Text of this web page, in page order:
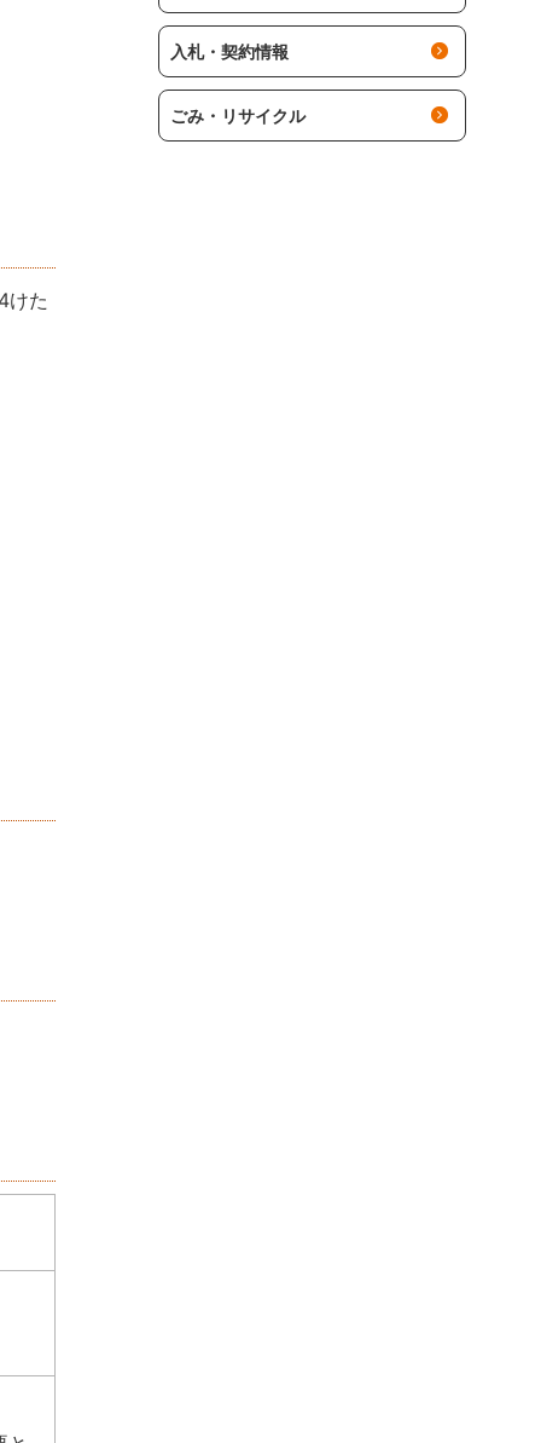
けた
入札・契約情報
ごみ・リサイクル